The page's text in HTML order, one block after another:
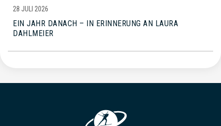
28 JULI 2026
EIN JAHR DANACH – IN ERINNERUNG AN LAURA
DAHLMEIER